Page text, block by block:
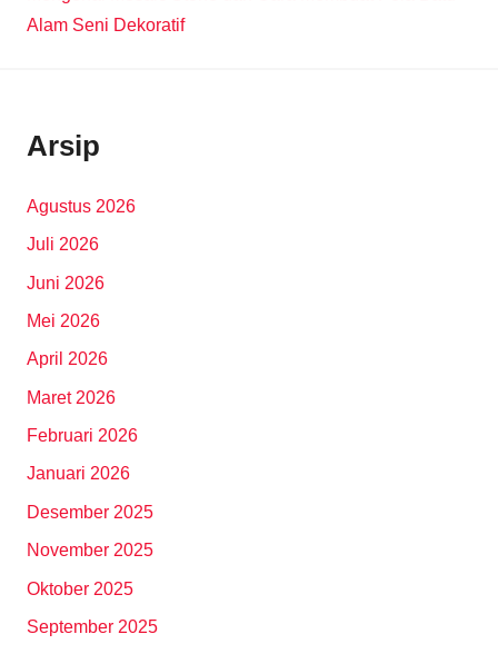
Alam Seni Dekoratif
Arsip
Agustus 2026
Juli 2026
Juni 2026
Mei 2026
April 2026
Maret 2026
Februari 2026
Januari 2026
Desember 2025
November 2025
Oktober 2025
September 2025